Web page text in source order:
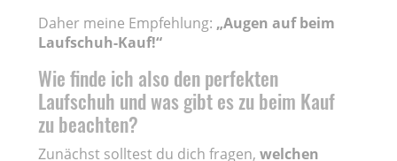
Daher meine Empfehlung: „Augen auf beim
Laufschuh-Kauf!“
Wie finde ich also den perfekten
Laufschuh und was gibt es zu beim Kauf
zu beachten?
Zunächst solltest du dich fragen,welchen